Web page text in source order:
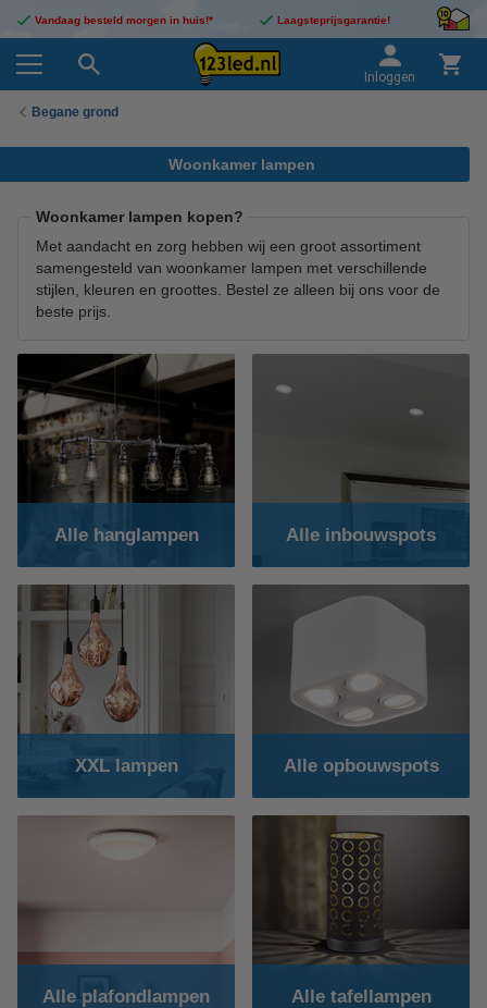
Vandaag besteld morgen in huis!* Laagsteprijsgarantie!
Inloggen
Begane grond
Woonkamer lampen
Woonkamer lampen kopen?
Met aandacht en zorg hebben wij een groot assortiment
samengesteld van woonkamer lampen met verschillende
stijlen, kleuren en groottes. Bestel ze alleen bij ons voor de
beste prijs.
Alle hanglampen Alle inbouwspots
XXL lampen Alle opbouwspots
Alle plafondlampen Alle tafellampen